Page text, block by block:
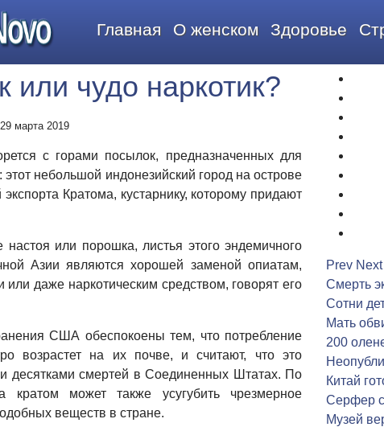
Главная О женском Здоровье
или чудо наркотик?
29 марта 2019
с горами посылок, предназначенных для
небольшой индонезийский город на острове
Кратома, кустарнику, которому придают
или порошка, листья этого эндемичного
Азии являются хорошей заменой опиатам,
или даже наркотическим средством, говорят его
США обеспокоены тем, что потребление
возрастет на их почве, и считают, что это
десятками смертей в Соединенных Штатах. По
может также усугубить чрезмерное
веществ в стране.
Prev Next
Смерть
Сотни
Мать
200
Китай
Серфер
Музей